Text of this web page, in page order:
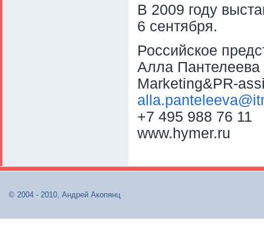
В 2009 году
6 сентября.
Российское
Алла Пантелеева
Marketing&PR-
+7 495 988 76 11
www.hymer.ru
© 2004 - 2010, Андрей Акопянц